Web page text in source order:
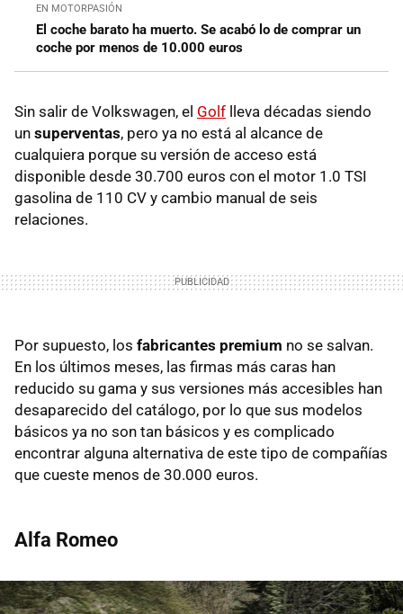
EN MOTORPASIÓN
El coche barato ha muerto. Se acabó lo de comprar un
coche por menos de 10.000 euros
Sin salir de Volkswagen, el Golf lleva décadas siendo
un superventas, pero ya no está al alcance de
cualquiera porque su versión de acceso está
disponible desde 30.700 euros con el motor 1.0 TSI
gasolina de 110 CV y cambio manual de seis
relaciones.
Por supuesto, los fabricantes premium no se salvan.
En los últimos meses, las firmas más caras han
reducido su gama y sus versiones más accesibles han
desaparecido del catálogo, por lo que sus modelos
básicos ya no son tan básicos y es complicado
encontrar alguna alternativa de este tipo de compañías
que cueste menos de 30.000 euros.
Alfa Romeo